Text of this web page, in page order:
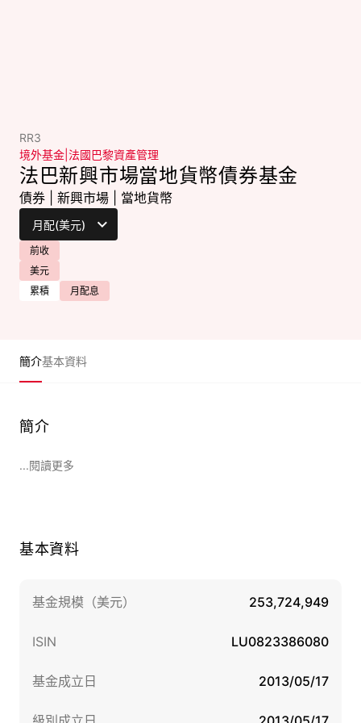
RR3
境外基金 法國巴黎資產管理
法巴新興市場當地貨幣債券基金
債券 新興市場 當地貨幣
前收
美元
累積
月配息
簡介基本資料
簡介
...閱讀更多
基本資料
基金規模（美元） 253,724,949
ISIN LU0823386080
基金成立日 2013/05/17